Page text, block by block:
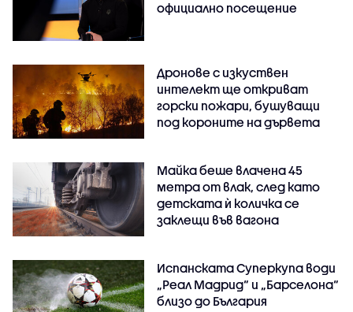
официално посещение
Дронове с изкуствен
интелект ще откриват
горски пожари, бушуващи
под короните на дървета
Майка беше влачена 45
метра от влак, след като
детската ѝ количка се
заклещи във вагона
Испанската Суперкупа води
„Реал Мадрид“ и „Барселона“
близо до България